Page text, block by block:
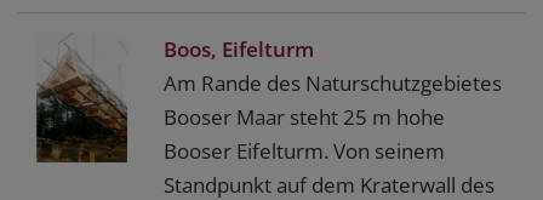
Boos, Eifelturm
Am Rande des Naturschutzgebietes
Booser Maar steht 25 m hohe
Booser Eifelturm. Von seinem
Standpunkt auf dem Kraterwall des